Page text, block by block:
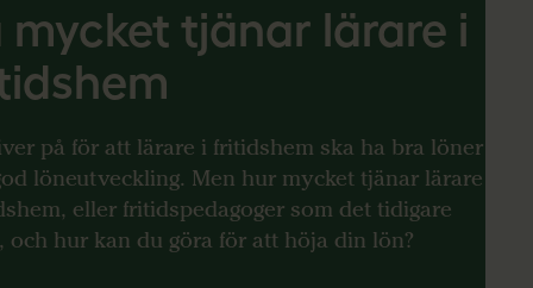
mycket tjänar lärare i
på för att lärare i fritidshem ska ha bra löner
löneutveckling. Men hur mycket tjänar lärare
eller fritidspedagoger som det tidigare
och hur kan du göra för att höja din lön?